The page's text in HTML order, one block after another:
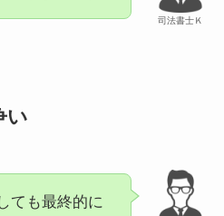
司法書士Ｋ
い
ても最終的に